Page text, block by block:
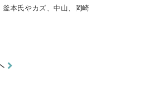
本氏やカズ、中山、岡崎